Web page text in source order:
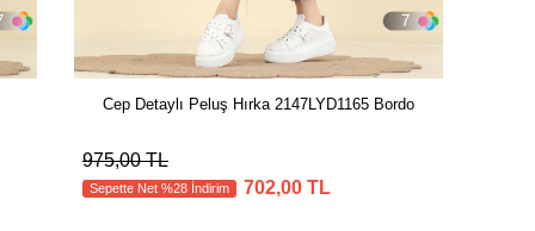
7
Cep Detaylı Peluş Hırka 2147LYD1165 Bordo
975,00 TL
Sepette Net %28 İndirim 702,00 TL